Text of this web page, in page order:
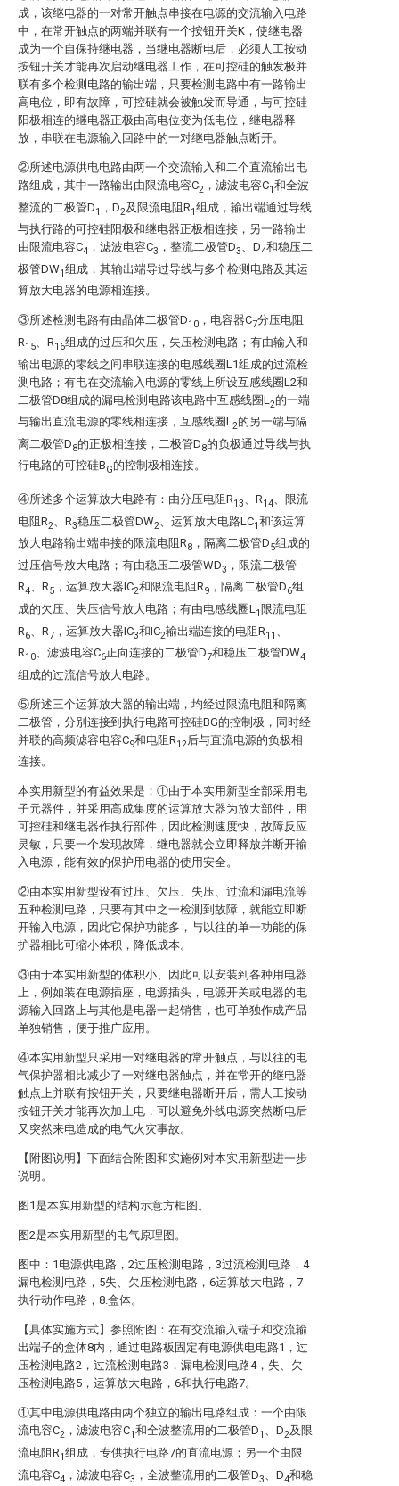
成，该继电器的一对常开触点串接在电源的交流输入电路
中，在常开触点的两端并联有一个按钮开关K，使继电器
成为一个自保持继电器，当继电器断电后，必须人工按动
按钮开关才能再次启动继电器工作，在可控硅的触发极并
联有多个检测电路的输出端，只要检测电路中有一路输出
高电位，即有故障，可控硅就会被触发而导通，与可控硅
阳极相连的继电器正极由高电位变为低电位，继电器释
放，串联在电源输入回路中的一对继电器触点断开。
②所述电源供电电路由两一个交流输入和二个直流输出电
路组成，其中一路输出由限流电容C2 ，滤波电容C1和全波
整流的二极管D1 ，D2及限流电阻R1组成，输出端通过导线
与执行路的可控硅阳极和继电器正极相连接，另一路输出
由限流电容C4 ，滤波电容C3 ，整流二极管D3、D4和稳压二
极管DW1组成，其输出端导过导线与多个检测电路及其运
算放大电器的电源相连接。
③所述检测电路有由晶体二极管D10 ，电容器C7分压电阻
R15、R16组成的过压和欠压，失压检测电路；有由输入和
输出电源的零线之间串联连接的电感线圈L1组成的过流检
测电路；有电在交流输入电源的零线上所设互感线圈L2和
二极管D8组成的漏电检测电路该电路中互感线圈L 2的一端
与输出直流电源的零线相连接，互感线圈L2的另一端与隔
离二极管D8的正极相连接，二极管D8的负极通过导线与执
行电路的可控硅BG的控制极相连接。
④所述多个运算放大电路有：由分压电阻R13、R14、限流
电阻R2 、R3稳压二极管DW2 、运算放大电路LC1和该运算
放大电路输出端串接的限流电阻R8 ，隔离二极管D5组成的
过压信号放大电路；有由稳压二极管WD3 ，限流二极管
R4、R5 ，运算放大器IC2和限流电阻R9 ，隔离二极管D6组
成的欠压、失压信号放大电路；有由电感线圈L 1 限流电阻
R6 、R7 ，运算放大器IC3和IC2输出端连接的电阻R11
R10、滤波电容C6正向连接的二极管D7和稳压二极管DW4
组成的过流信号放大电路。
⑤所述三个运算放大器的输出端，均经过限流电阻和隔离
二极管，分别连接到执行电路可控硅BG的控制极，同时经
并联的高频滤容电容C9和电阻R12 后与直流电源的负极相
连接。
本实用新型的有益效果是：①由于本实用新型全部采用电
子元器件，并采用高成集度的运算放大器为放大部件，用
可控硅和继电器作执行部件，因此检测速度快，故障反应
灵敏，只要一个发现故障，继电器就会立即释放并断开输
入电源，能有效的保护用电器的使用安全。
②由本实用新型设有过压、欠压、失压、过流和漏电流等
五种检测电路，只要有其中之一检测到故障，就能立即断
开输入电源，因此它保护功能多，与以往的单一功能的保
护器相比可缩小体积，降低成本。
③由于本实用新型的体积小、因此可以安装到各种用电器
上，例如装在电源插座，电源插头，电源开关或电器的电
源输入回路上与其他是电器一起销售，也可单独作成产品
单独销售，便于推广应用。
④本实用新型只采用一对继电器的常开触点，与以往的电
气保护器相比减少了一对继电器触点，并在常开的继电器
触点上并联有按钮开关，只要继电器断开后，需人工按动
按钮开关才能再次加上电，可以避免外线电源突然断电后
又突然来电造成的电气火灾事故。
【附图说明】下面结合附图和实施例对本实用新型进一步
说明。
图1是本实用新型的结构示意方框图。
图2是本实用新型的电气原理图。
图中：1电源供电路，2过压检测电路，3过流检测电路，4
漏电检测电路，5失、欠压检测电路，6运算放大电路，7
执行动作电路，8.盒体。
【具体实施方式】参照附图：在有交流输入端子和交流输
出端子的盒体8内，通过电路板固定有电源供电电路1，过
压检测电路2，过流检测电路3，漏电检测电路4，失、欠
压检测电路5，运算放大电路，6和执行电路7。
①其中电源供电路由两个独立的输出电路组成：一个由限
流电容C2 ，滤波电容C1和全波整流用的二极管D1 、D2及限
流电阻R1组成，专供执行电路7的直流电源；另一个由限
流电容C4 ，滤波电容C3 ，全波整流用的二极管D3 、D4和稳